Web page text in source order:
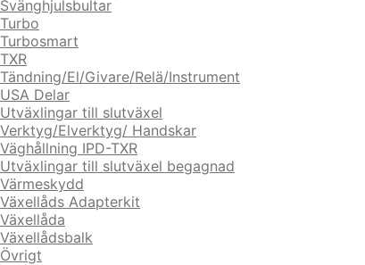
Svänghjulsbultar
Turbo
Turbosmart
TXR
Tändning/El/Givare/Relä/Instrument
USA Delar
Utväxlingar till slutväxel
Verktyg/Elverktyg/ Handskar
Väghållning IPD-TXR
Utväxlingar till slutväxel begagnad
Värmeskydd
Växellåds Adapterkit
Växellåda
Växellådsbalk
Övrigt